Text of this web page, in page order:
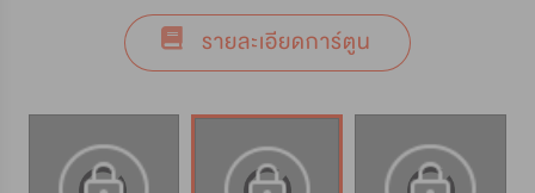
รายละเอียดการ์ตูน